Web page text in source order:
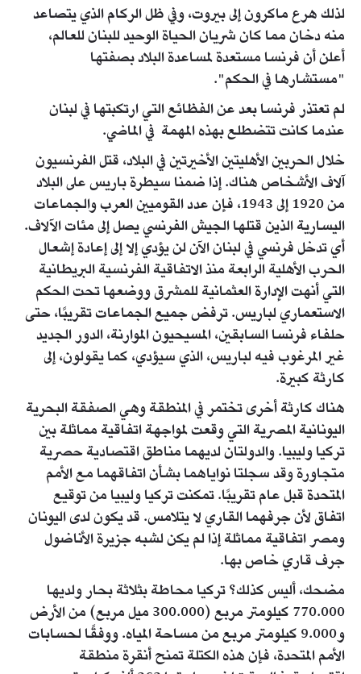
لذلك هرع ماكرون إلى بيروت، وفي ظل الركام الذي يتصاعد
منه دخان مما كان شريان الحياة الوحيد للبنان للعالم،
أعلن أن فرنسا مستعدة لمساعدة البلاد بصفتها
"مستشارها في الحكم".
لم تعتذر فرنسا بعد عن الفظائع التي ارتكبتها في لبنان
عندما كانت تتضطلع بهذه المهمة في الماضي.
خلال الحربين الأهليتين الأخيرتين في البلاد، قتل الفرنسيون
آلاف الأشخاص هناك. إذا ضمنا سيطرة باريس على البلاد
من 1920 إلى 1943، فإن عدد القوميين العرب والجماعات
اليسارية الذين قتلها الجيش الفرنسي يصل إلى مئات الآلاف.
أي تدخل فرنسي في لبنان الآن لن يؤدي إلا إلى إعادة إشعال
الحرب الأهلية الرابعة منذ الاتفاقية الفرنسية البريطانية
التي أنهت الإدارة العثمانية للمشرق ووضعها تحت الحكم
الاستعماري لباريس. ترفض جميع الجماعات تقريبًا، حتى
حلفاء فرنسا السابقين، المسيحيون الموارنة، الدور الجديد
غير المرغوب فيه لباريس، الذي سيؤدي، كما يقولون، إلى
كارثة كبيرة.
هناك كارثة أخرى تختمر في المنطقة وهي الصفقة البحرية
اليونانية المصرية التي وقعت لمواجهة اتفاقية مماثلة بين
تركيا وليبيا. والدولتان لديهما مناطق اقتصادية حصرية
متجاورة وقد سجلتا نواياهما بشأن اتفاقهما مع الأمم
المتحدة قبل عام تقريبًا. تمكنت تركيا وليبيا من توقيع
اتفاق لأن جرفهما القاري لا يتلامس. قد يكون لدى اليونان
ومصر اتفاقية مماثلة إذا لم يكن لشبه جزيرة الأناضول
جرف قاري خاص بها.
مضحك، أليس كذلك؟ تركيا محاطة بثلاثة بحار ولديها
770.000 كيلومتر مربع (300.000 ميل مربع) من الأرض
و9.000 كيلومتر مربع من مساحة المياه. ووفقًا لحسابات
الأمم المتحدة، فإن هذه الكتلة تمنح أنقرة منطقة